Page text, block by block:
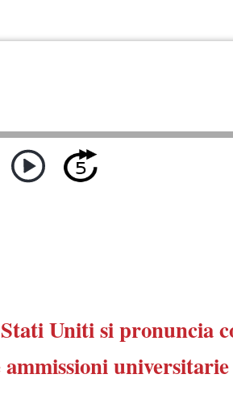
Unitisi pronuncia
ammissioni universitarie